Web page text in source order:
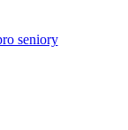
seniory